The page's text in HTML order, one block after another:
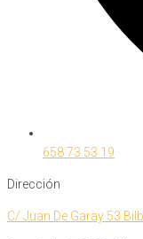
658 73 53 19
Dirección
C/ Juan De Garay 53